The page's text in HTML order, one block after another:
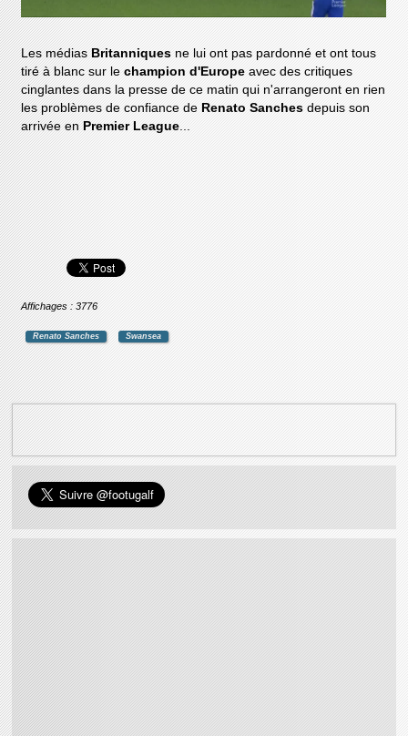
Les médias Britanniquesne lui ont pas pardonné et ont tous
tiré à blanc sur lechampion d'Europe avec des critiques
cinglantes dans la presse de ce matin qui n'arrangeront en rien
les problèmes de confiance deRenato Sanches depuis son
arrivée enPremier League
Affichages : 3776
Renato Sanches Swansea